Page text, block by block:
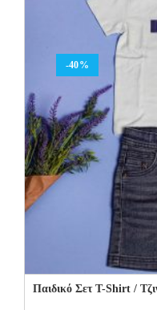
-40%
Παιδικό Σετ T-Shirt /